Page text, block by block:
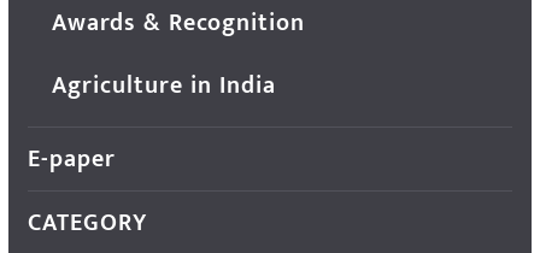
Awards & Recognition
Agriculture in India
E-paper
CATEGORY